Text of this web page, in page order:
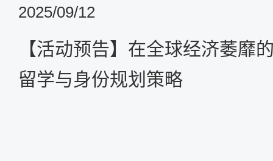
2025/09/12
【活动预告】在全球经济萎靡
留学与身份规划策略